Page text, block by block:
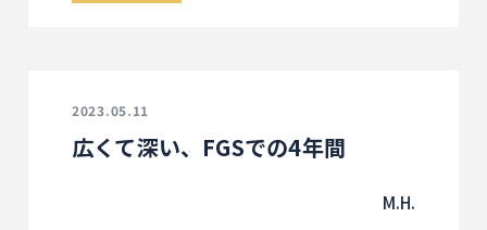
2023.05.11
広くて深い、FGSでの4年間
M.H.